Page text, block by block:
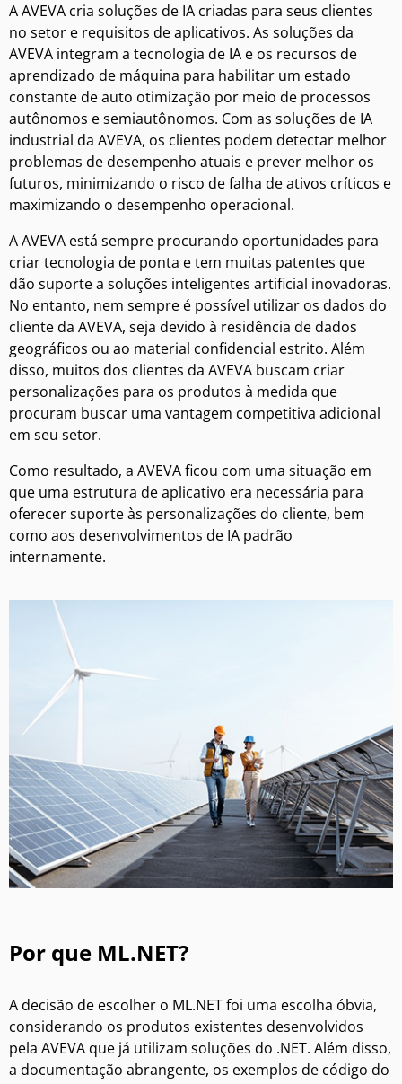
A AVEVA cria soluções de IA criadas para seus clientes
no setor e requisitos de aplicativos. As soluções da
AVEVA integram a tecnologia de IA e os recursos de
aprendizado de máquina para habilitar um estado
constante de auto otimização por meio de processos
autônomos e semiautônomos. Com as soluções de IA
industrial da AVEVA, os clientes podem detectar melhor
problemas de desempenho atuais e prever melhor os
futuros, minimizando o risco de falha de ativos críticos e
maximizando o desempenho operacional.
A AVEVA está sempre procurando oportunidades para
criar tecnologia de ponta e tem muitas patentes que
dão suporte a soluções inteligentes artificial inovadoras.
No entanto, nem sempre é possível utilizar os dados do
cliente da AVEVA, seja devido à residência de dados
geográficos ou ao material confidencial estrito. Além
disso, muitos dos clientes da AVEVA buscam criar
personalizações para os produtos à medida que
procuram buscar uma vantagem competitiva adicional
em seu setor.
Como resultado, a AVEVA ficou com uma situação em
que uma estrutura de aplicativo era necessária para
oferecer suporte às personalizações do cliente, bem
como aos desenvolvimentos de IA padrão
internamente.
Por que ML.NET?
A decisão de escolher o ML.NETfoi uma escolha óbvia,
considerando os produtos existentes desenvolvidos
pela AVEVA que já utilizam soluções do .NET. Além disso,
a documentação abrangente, os exemplos de código do